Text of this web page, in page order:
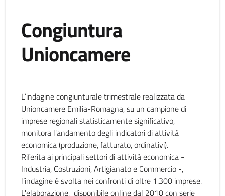
Congiuntura
Unioncamere
L’indagine congiunturale trimestrale realizzata da
Unioncamere Emilia-Romagna, su un campione di
imprese regionali statisticamente significativo,
monitora l'andamento degli indicatori di attività
economica (produzione, fatturato, ordinativi).
Riferita ai principali settori di attività economica -
Industria, Costruzioni, Artigianato e Commercio -,
l’indagine è svolta nei confronti di oltre 1.300 imprese.
L'elaborazione, disponibile online dal 2010 con serie